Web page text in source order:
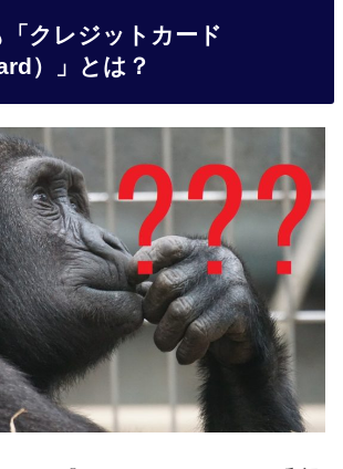
クレジットカード
）」とは？